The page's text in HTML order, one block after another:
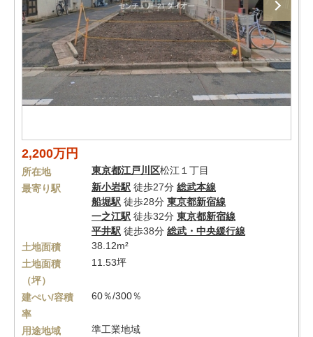
2,200万円
所在地 東京都江戸川区松江１丁目
最寄り駅
新小岩駅 徒歩27分 総武本線
船堀駅 徒歩28分 東京都新宿線
一之江駅 徒歩32分 東京都新宿線
平井駅 徒歩38分 総武・中央緩行線
土地面積
38.12m²
土地面積
（坪）
11.53坪
建ぺい/容積
率
60％/300％
用途地域
準工業地域